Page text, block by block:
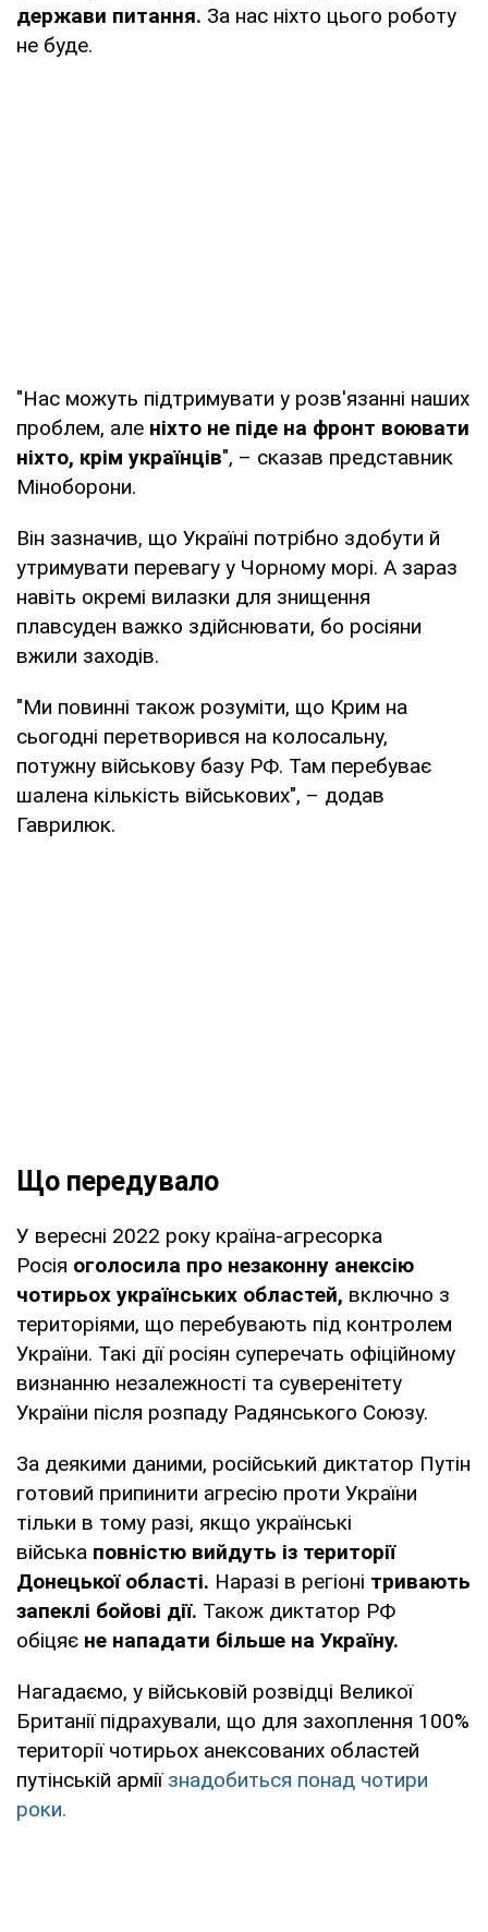
держави питання. За нас ніхто цього роботу
не буде.
"Нас можуть підтримувати у розв'язанні наших
проблем, але ніхто не піде на фронт воювати
ніхто, крім українців", – сказав представник
Міноборони.
Він зазначив, що Україні потрібно здобути й
утримувати перевагу у Чорному морі. А зараз
навіть окремі вилазки для знищення
плавсуден важко здійснювати, бо росіяни
вжили заходів.
"Ми повинні також розуміти, що Крим на
сьогодні перетворився на колосальну,
потужну військову базу РФ. Там перебуває
шалена кількість військових", – додав
Гаврилюк.
Що передувало
У вересні 2022 року країна-агресорка
Росія оголосила про незаконну анексію
чотирьох українських областей, включно з
територіями, що перебувають під контролем
України. Такі дії росіян суперечать офіційному
визнанню незалежності та суверенітету
України після розпаду Радянського Союзу.
За деякими даними, російський диктатор Путін
готовий припинити агресію проти України
тільки в тому разі, якщо українські
війська повністю вийдуть із території
Донецької області. Наразі в регіоні тривають
запеклі бойові дії. Також диктатор РФ
обіцяє не нападати більше на Україну.
Нагадаємо, у військовій розвідці Великої
Британії підрахували, що для захоплення 100%
території чотирьох анексованих областей
путінській армії знадобиться понад чотири
роки.